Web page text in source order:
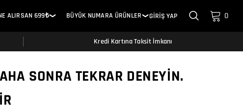
ALIRSAN 699₺❯ BÜYÜK NUMARA ÜRÜNLER ❯GİRİŞ YAP 0
Kredi Kartına Taksit İmkanı
SONRA TEKRAR DENEYIN.